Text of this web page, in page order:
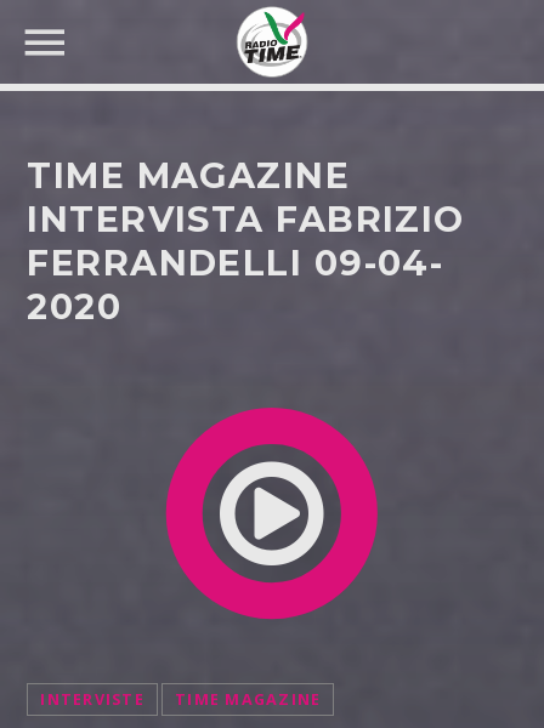
CERCA NEL SITO WEB:
TIME MAGAZINE
INTERVISTA FABRIZIO
FERRANDELLI 09-04-
2020
INTERVISTE TIME MAGAZINE